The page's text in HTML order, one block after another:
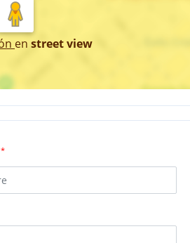
en street view
*